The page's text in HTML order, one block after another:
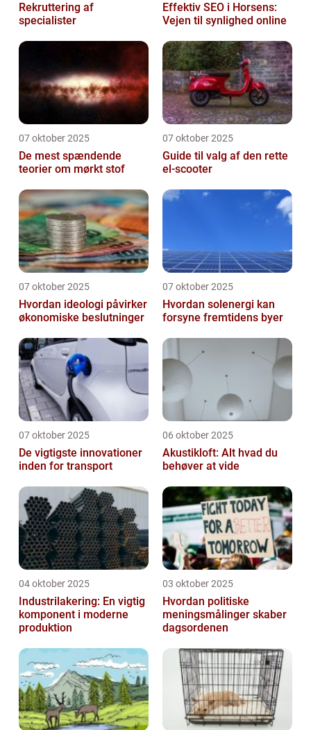
Rekruttering af
specialister
Effektiv SEO i Horsens:
Vejen til synlighed online
07 oktober 2025
De mest spændende
teorier om mørkt stof
07 oktober 2025
Guide til valg af den rette
el-scooter
07 oktober 2025
Hvordan ideologi påvirker
økonomiske beslutninger
07 oktober 2025
Hvordan solenergi kan
forsyne fremtidens byer
07 oktober 2025
De vigtigste innovationer
inden for transport
06 oktober 2025
Akustikloft: Alt hvad du
behøver at vide
04 oktober 2025
Industrilakering: En vigtig
komponent i moderne
produktion
03 oktober 2025
Hvordan politiske
meningsmålinger skaber
dagsordenen